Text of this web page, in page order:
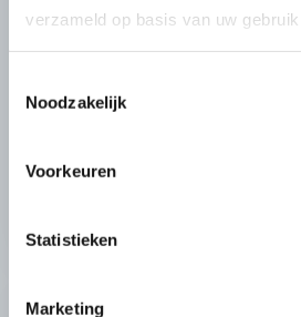
verzameld op basis van uw
Noodzakelijk
Voorkeuren
Statistieken
Marketing
Beeldende
beeld wat er zich onder